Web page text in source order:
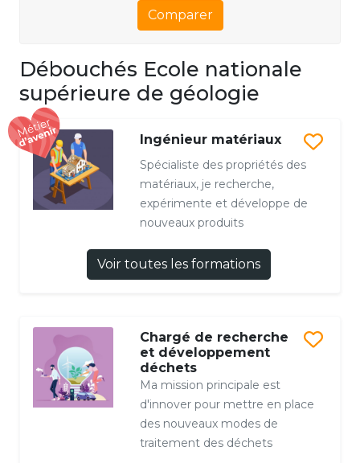
Comparer
Débouchés Ecole nationale
supérieure de géologie
Ingénieur matériaux
Spécialiste des propriétés des
matériaux, je recherche,
expérimente et développe de
nouveaux produits
Voir toutes les formations
Chargé de recherche
et développement
déchets
Ma mission principale est
d'innover pour mettre en place
des nouveaux modes de
traitement des déchets